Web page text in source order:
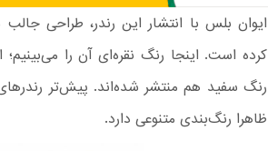
ایوان بلس با انتشار این رندر، طراحی
کرده است. اینجا رنگ نقره‌ای آن را
رنگ سفید هم منتشر شده‌اند. پیش‌تر
ظاهرا رنگ‌بندی متنوعی دارد.